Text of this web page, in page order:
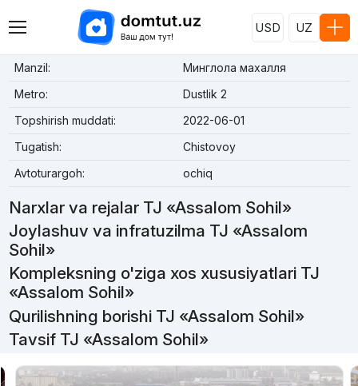
USD UZ
Manzil:
Минглола махалля
Metro:
Dustlik 2
Topshirish muddati:
2022-06-01
Tugatish:
Chistovoy
Avtoturargoh:
ochiq
Narxlar va rejalar TJ «Assalom Sohil»
Joylashuv va infratuzilma TJ «Assalom
Sohil»
Kompleksning o'ziga xos xususiyatlari TJ
«Assalom Sohil»
Qurilishning borishi TJ «Assalom Sohil»
Tavsif TJ «Assalom Sohil»